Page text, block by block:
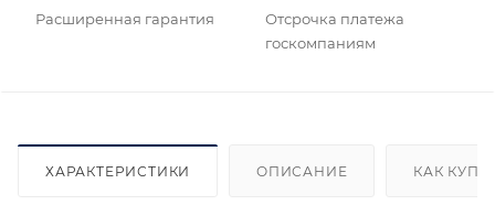
Расширенная гарантия
Отсрочка платежа
госкомпаниям
ХАРАКТЕРИСТИКИ ОПИСАНИЕ КАК